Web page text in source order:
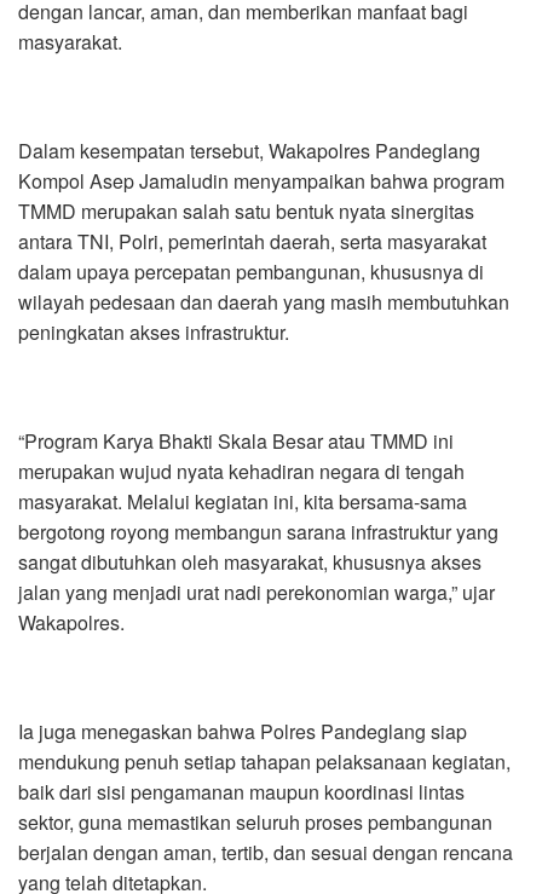
dengan lancar, aman, dan memberikan manfaat bagi
masyarakat.
Dalam kesempatan tersebut, Wakapolres Pandeglang
Kompol Asep Jamaludin menyampaikan bahwa program
TMMD merupakan salah satu bentuk nyata sinergitas
antara TNI, Polri, pemerintah daerah, serta masyarakat
dalam upaya percepatan pembangunan, khususnya di
wilayah pedesaan dan daerah yang masih membutuhkan
peningkatan akses infrastruktur.
“Program Karya Bhakti Skala Besar atau TMMD ini
merupakan wujud nyata kehadiran negara di tengah
masyarakat. Melalui kegiatan ini, kita bersama-sama
bergotong royong membangun sarana infrastruktur yang
sangat dibutuhkan oleh masyarakat, khususnya akses
jalan yang menjadi urat nadi perekonomian warga,” ujar
Wakapolres.
Ia juga menegaskan bahwa Polres Pandeglang siap
mendukung penuh setiap tahapan pelaksanaan kegiatan,
baik dari sisi pengamanan maupun koordinasi lintas
sektor, guna memastikan seluruh proses pembangunan
berjalan dengan aman, tertib, dan sesuai dengan rencana
yang telah ditetapkan.